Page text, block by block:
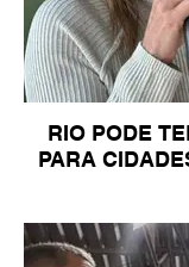
RIO PODE
PARA